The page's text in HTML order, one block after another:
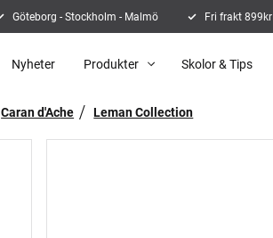
Göteborg - Stockholm - Malmö Fri frakt 899kr
Nyheter Produkter Skolor & Tips
Caran d'Ache Leman Collection